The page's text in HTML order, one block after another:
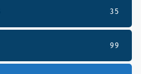
35
99